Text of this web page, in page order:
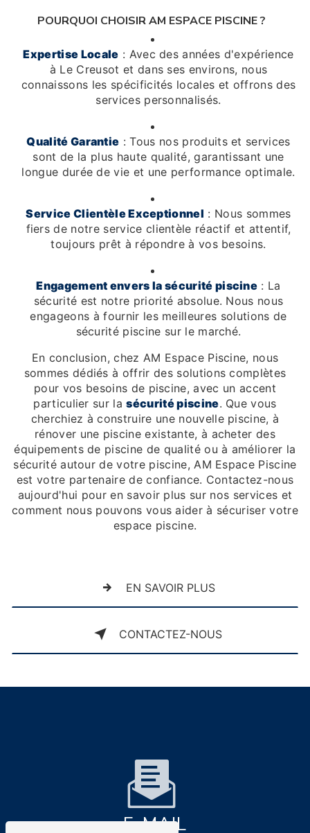
POURQUOI CHOISIR AM ESPACE PISCINE ?
Expertise Locale : Avec des années d'expérience
à Le Creusot et dans ses environs, nous
connaissons les spécificités locales et offrons des
services personnalisés.
Qualité Garantie : Tous nos produits et services
sont de la plus haute qualité, garantissant une
longue durée de vie et une performance optimale.
Service Clientèle Exceptionnel : Nous sommes
fiers de notre service clientèle réactif et attentif,
toujours prêt à répondre à vos besoins.
Engagement envers la sécurité piscine : La
sécurité est notre priorité absolue. Nous nous
engageons à fournir les meilleures solutions de
sécurité piscine sur le marché.
En conclusion, chez AM Espace Piscine, nous
sommes dédiés à offrir des solutions complètes
pour vos besoins de piscine, avec un accent
particulier sur lasécurité piscine. Que vous
cherchiez à construire une nouvelle piscine, à
rénover une piscine existante, à acheter des
équipements de piscine de qualité ou à améliorer la
sécurité autour de votre piscine, AM Espace Piscine
est votre partenaire de confiance. Contactez-nous
aujourd'hui pour en savoir plus sur nos services et
comment nous pouvons vous aider à sécuriser votre
espace piscine.
EN SAVOIR PLUS
CONTACTEZ-NOUS
E-MAIL